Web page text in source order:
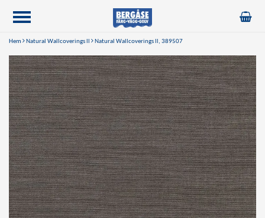
Hem Natural Wallcoverings ll Natural Wallcoverings ll, 389507